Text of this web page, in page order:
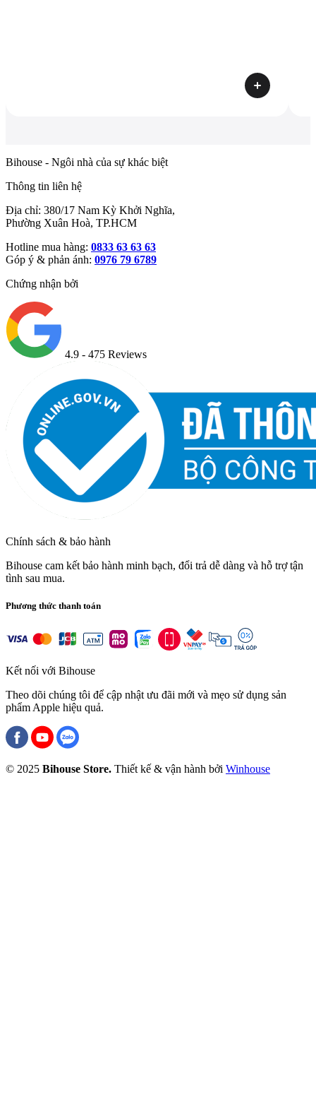
Bihouse - Ngôi nhà của sự khác biệt
Thông tin liên hệ
Địa chỉ: 380/17 Nam Kỳ Khởi Nghĩa,
Phường Xuân Hoà, TP.HCM
Hotline mua hàng: 0833 63 63 63
Góp ý & phản ánh: 0976 79 6789
Chứng nhận bởi
4.9 - 475 Reviews
Chính sách & bảo hành
Bihouse cam kết bảo hành minh bạch, đổi trả dễ dàng và hỗ trợ tận
tình sau mua.
Phương thức thanh toán
Kết nối với Bihouse
Theo dõi chúng tôi để cập nhật ưu đãi mới và mẹo sử dụng sản
phẩm Apple hiệu quả.
© 2025 Bihouse Store. Thiết kế & vận hành bởi Winhouse